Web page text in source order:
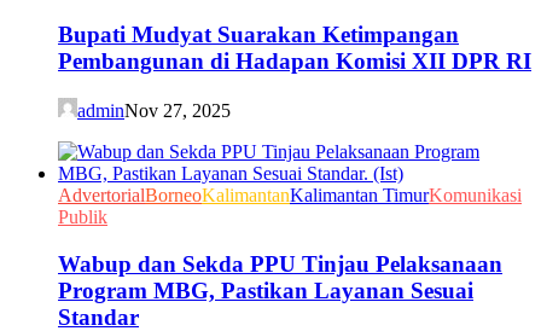
Bupati Mudyat Suarakan Ketimpangan
Pembangunan di Hadapan Komisi XII DPR RI
adminNov 27, 2025
AdvertorialBorneoKalimantanKalimantan TimurKomunikasi
Publik
Wabup dan Sekda PPU Tinjau Pelaksanaan
Program MBG, Pastikan Layanan Sesuai
Standar